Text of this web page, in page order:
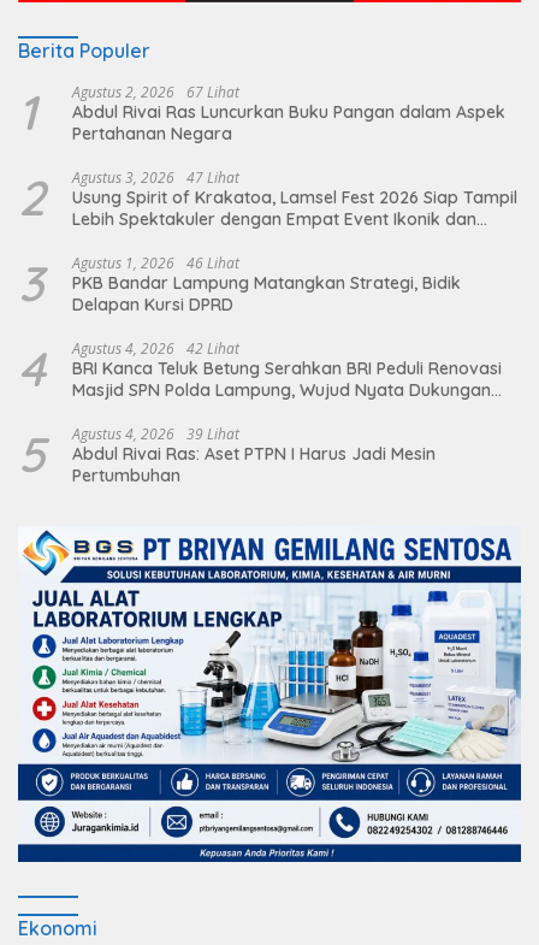
Berita Populer
1 Agustus 2, 2026 67 Lihat
Abdul Rivai Ras Luncurkan Buku Pangan dalam Aspek
Pertahanan Negara
2 Agustus 3, 2026 47 Lihat
Usung Spirit of Krakatoa, Lamsel Fest 2026 Siap Tampil
Lebih Spektakuler dengan Empat Event Ikonik dan
3 Agustus 1, 2026 46 Lihat
PKB Bandar Lampung Matangkan Strategi, Bidik
Delapan Kursi DPRD
4 Agustus 4, 2026 42 Lihat
BRI Kanca Teluk Betung Serahkan BRI Peduli Renovasi
Masjid SPN Polda Lampung, Wujud Nyata Dukungan
5 Agustus 4, 2026 39 Lihat
Abdul Rivai Ras: Aset PTPN I Harus Jadi Mesin
Pertumbuhan
Ekonomi